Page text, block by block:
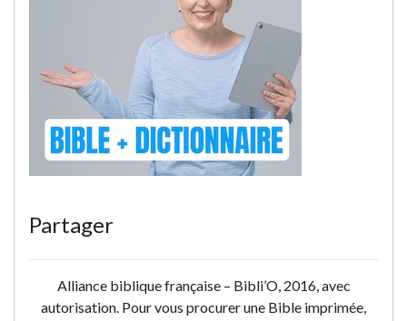
Partager
Alliance biblique française – Bibli’O, 2016, avec
autorisation. Pour vous procurer une Bible imprimée,